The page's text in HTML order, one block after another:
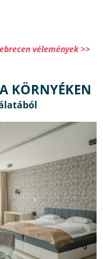
vélemények >>
KÖRNYÉKEN